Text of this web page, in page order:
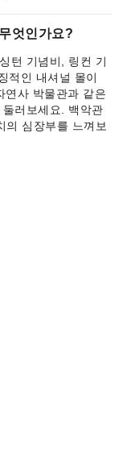
엇인가요?
턴 기념비, 링컨 기
적인 내셔널 몰이
연사 박물관과 같은
러보세요. 백악관
의 심장부를 느껴보